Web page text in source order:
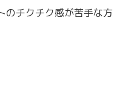
のチクチク感が苦手な方